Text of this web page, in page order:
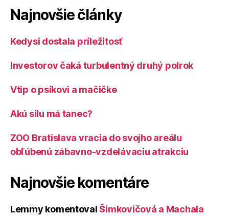
Najnovšie články
Kedysi dostala príležitosť
Investorov čaká turbulentný druhý polrok
Vtip o psíkovi a mačičke
Akú silu má tanec?
ZOO Bratislava vracia do svojho areálu
obľúbenú zábavno-vzdelávaciu atrakciu
Najnovšie komentáre
Lemmy komentoval Šimkovičová a Machala